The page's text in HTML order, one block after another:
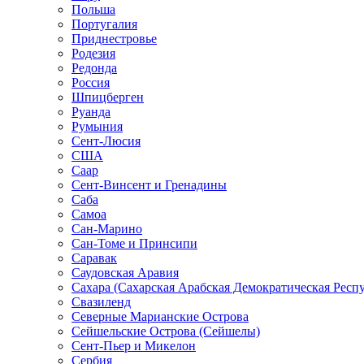
Польша
Португалия
Приднестровье
Родезия
Редонда
Россия
Шпицберген
Руанда
Румыния
Сент-Люсия
США
Саар
Сент-Винсент и Гренадины
Саба
Самоа
Сан-Марино
Сан-Томе и Принсипи
Саравак
Саудовская Аравия
Сахара (Сахарская Арабская Демократическая
Свазиленд
Северные Марианские Острова
Сейшельские Острова (Сейшелы)
Сент-Пьер и Микелон
Сербия